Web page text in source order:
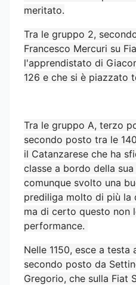
meritato.
Tra le gruppo 2,
Francesco Mercuri su
l'apprendistato di
126 e che si è piazzato
Tra le gruppo A, terzo
secondo posto tra le
il Catanzarese che ha
classe a bordo della
comunque svolto una
prediliga molto di più la
ma di certo questo non
performance.
Nelle 1150, esce a testa
secondo posto da
Gregorio, che sulla Fiat